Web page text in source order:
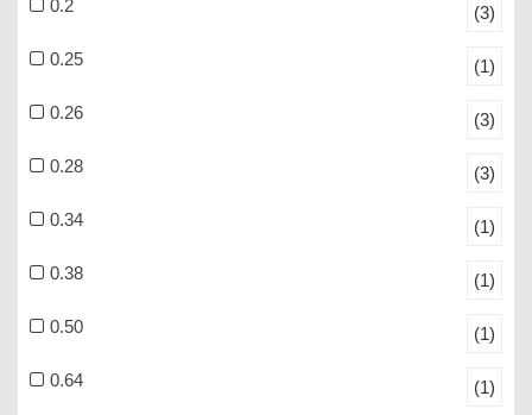
0.2 (3)
0.25 (1)
0.26 (3)
0.28 (3)
0.34 (1)
0.38 (1)
0.50 (1)
0.64 (1)